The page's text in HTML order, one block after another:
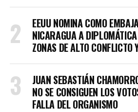
EEUU NOMINA COMO
NICARAGUA A
ZONAS DE ALTO CONFLICTO
JUAN SEBASTIÁN
NO SE CONSIGUEN LOS
FALLA DEL ORGANISMO